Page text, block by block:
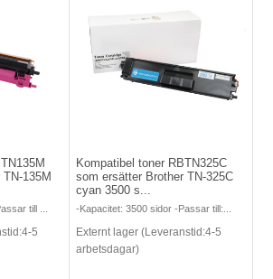
135M
till ...
5
Kompatibel toner RBTN325C
som ersätter Brother TN-325C
cyan 3500 s...
-Kapacitet: 3500 sidor -Passar till:...
Externt lager (Leveranstid:4-5
arbetsdagar)